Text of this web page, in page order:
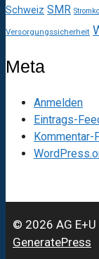
Schweiz SMR
Versorgungssicherheit
Meta
Anmelden
Eintrags-
Kommentar-
© 2026 AG E+U
GeneratePress